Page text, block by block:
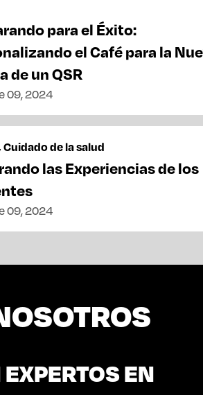
para el Éxito:
el Café para la
de un QSR
09, 2024
Cuidado de la salud
las Experiencias de los
09, 2024
EN